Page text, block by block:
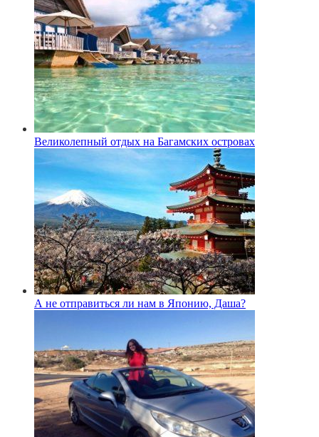
Великолепный отдых на Багамских островах
А не отправиться ли нам в Японию, Даша?